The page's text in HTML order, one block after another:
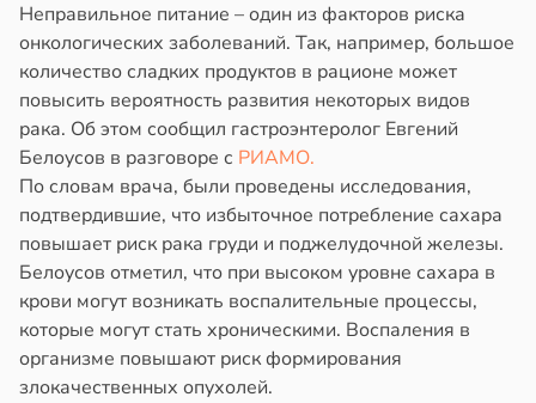
Неправильное питание – один из факторов риска
онкологических заболеваний. Так, например, большое
количество сладких продуктов в рационе может
повысить вероятность развития некоторых видов
рака. Об этом сообщил гастроэнтеролог Евгений
Белоусов в разговоре с РИАМО.
По словам врача, были проведены исследования,
подтвердившие, что избыточное потребление сахара
повышает риск рака груди и поджелудочной железы.
Белоусов отметил, что при высоком уровне сахара в
крови могут возникать воспалительные процессы,
которые могут стать хроническими. Воспаления в
организме повышают риск формирования
злокачественных опухолей.